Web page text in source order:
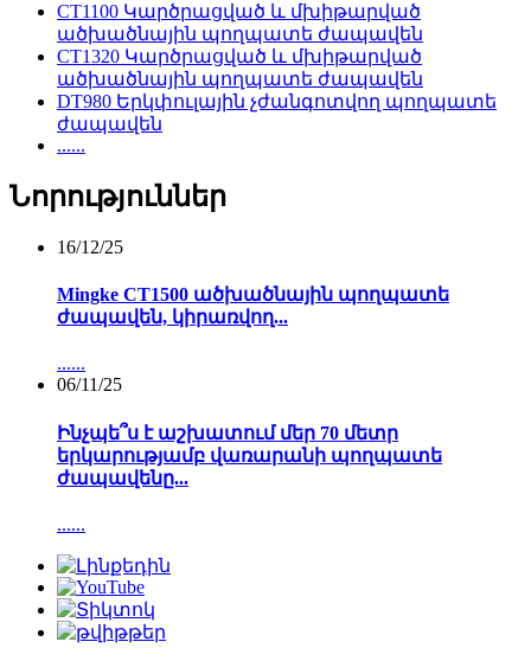
CT1100 Կարծրացված և մխիթարված
ածխածնային պողպատե ժապավեն
CT1320 Կարծրացված և մխիթարված
ածխածնային պողպատե ժապավեն
DT980 Երկփուլային չժանգոտվող պողպատե
ժապավեն
......
Նորություններ
16/12/25
Mingke CT1500 ածխածնային պողպատե
ժապավեն, կիրառվող...
......
06/11/25
Ինչպե՞ս է աշխատում մեր 70 մետր
երկարությամբ վառարանի պողպատե
ժապավենը...
......